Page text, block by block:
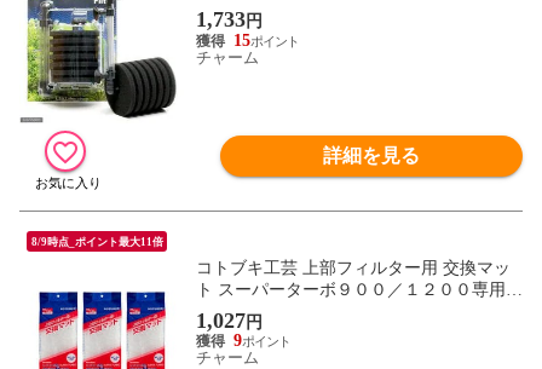
当日便
1,733円
15
チャーム
詳細を見る
8/9時点_ポイント最大11倍
コトブキ工芸 上部フィルター用 交換マッ
ト スーパーターボ９００／１２００専用×
３ 関東当日便
1,027円
9
チャーム